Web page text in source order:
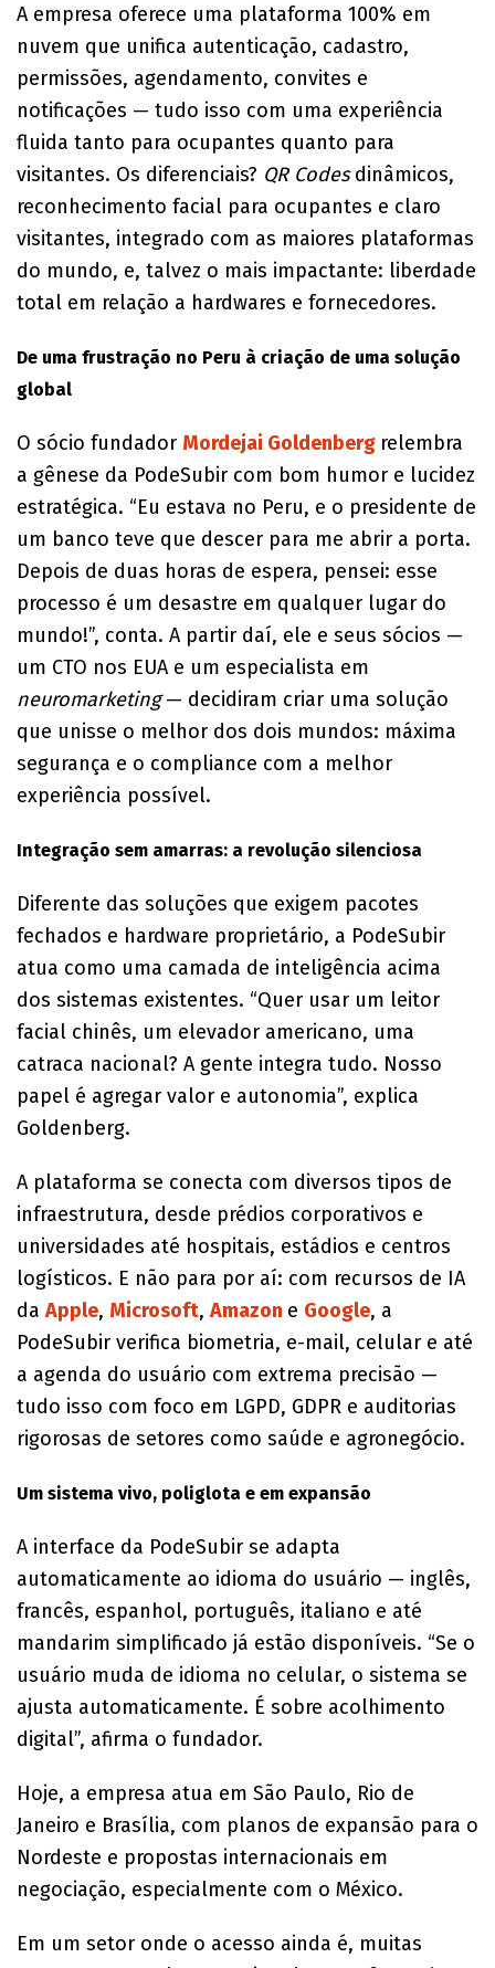
A empresa oferece uma plataforma 100% em
nuvem que unifica autenticação, cadastro,
permissões, agendamento, convites e
notificações — tudo isso com uma experiência
fluida tanto para ocupantes quanto para
visitantes. Os diferenciais? QR Codesdinâmicos,
reconhecimento facial para ocupantes e claro
visitantes, integrado com as maiores plataformas
do mundo, e, talvez o mais impactante: liberdade
total em relação a hardwares e fornecedores.
De uma frustração no Peru à criação de uma solução
global
O sócio fundador Mordejai Goldenberg relembra
a gênese da PodeSubir com bom humor e lucidez
estratégica. “Eu estava no Peru, e o presidente de
um banco teve que descer para me abrir a porta.
Depois de duas horas de espera, pensei: esse
processo é um desastre em qualquer lugar do
mundo!”, conta. A partir daí, ele e seus sócios —
um CTO nos EUA e um especialista em
neuromarketing— decidiram criar uma solução
que unisse o melhor dos dois mundos: máxima
segurança e o compliance com a melhor
experiência possível.
Integração sem amarras: a revolução silenciosa
Diferente das soluções que exigem pacotes
fechados e hardware proprietário, a PodeSubir
atua como uma camada de inteligência acima
dos sistemas existentes. “Quer usar um leitor
facial chinês, um elevador americano, uma
catraca nacional? A gente integra tudo. Nosso
papel é agregar valor e autonomia”, explica
Goldenberg.
A plataforma se conecta com diversos tipos de
infraestrutura, desde prédios corporativos e
universidades até hospitais, estádios e centros
logísticos. E não para por aí: com recursos de IA
da Apple, Microsoft, Amazon e Google, a
PodeSubir verifica biometria, e-mail, celular e até
a agenda do usuário com extrema precisão —
tudo isso com foco em LGPD, GDPR e auditorias
rigorosas de setores como saúde e agronegócio.
Um sistema vivo, poliglota e em expansão
A interface da PodeSubir se adapta
automaticamente ao idioma do usuário — inglês,
francês, espanhol, português, italiano e até
mandarim simplificado já estão disponíveis. “Se o
usuário muda de idioma no celular, o sistema se
ajusta automaticamente. É sobre acolhimento
digital”, afirma o fundador.
Hoje, a empresa atua em São Paulo, Rio de
Janeiro e Brasília, com planos de expansão para o
Nordeste e propostas internacionais em
negociação, especialmente com o México.
Em um setor onde o acesso ainda é, muitas